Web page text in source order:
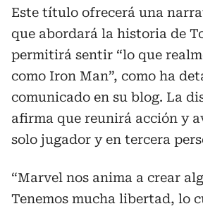
Este título ofrecerá una
que abordará la historia de
permitirá sentir “lo que
como Iron Man”, como ha
comunicado en su blog. La
afirma que reunirá acción y
solo jugador y en tercera
“Marvel nos anima a crear
Tenemos mucha libertad, lo